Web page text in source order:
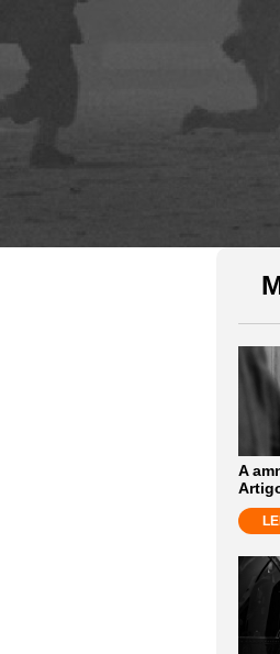
A